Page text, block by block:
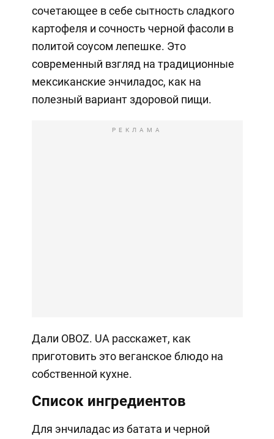
сочетающее в себе сытность сладкого
картофеля и сочность черной фасоли в
политой соусом лепешке. Это
современный взгляд на традиционные
мексиканские энчиладос, как на
полезный вариант здоровой пищи.
РЕКЛАМА
Дали OBOZ. UA расскажет, как
приготовить это веганское блюдо на
собственной кухне.
Список ингредиентов
Для энчиладас из батата и черной